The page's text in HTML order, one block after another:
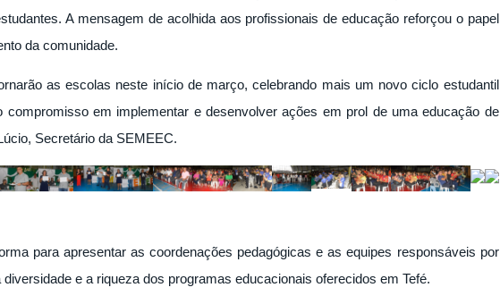
A mensagem de acolhida aos profissionais de educação reforçou o papel
da comunidade.
as escolas neste início de março, celebrando mais um novo ciclo estudantil
em implementar e desenvolver ações em prol de uma educação de
Secretário da SEMEEC.
para apresentar as coordenações pedagógicas e as equipes responsáveis por
e a riqueza dos programas educacionais oferecidos em Tefé.